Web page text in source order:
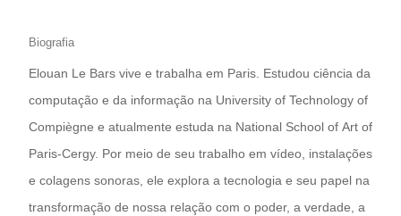
Biografia
Elouan Le Bars vive e trabalha em Paris. Estudou ciência da
computação e da informação na University of Technology of
Compiègne e atualmente estuda na National School of Art of
Paris-Cergy. Por meio de seu trabalho em vídeo, instalações
e colagens sonoras, ele explora a tecnologia e seu papel na
transformação de nossa relação com o poder, a verdade, a